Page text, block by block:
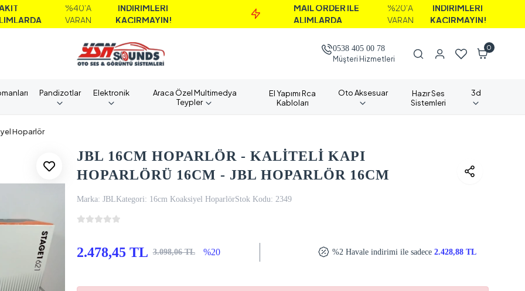
VARAN
İNDİRİMLERİ
KAÇIRMAYIN!
MAİL ORDER İLE
ALIMLARDA
%20'A
İNDİRİMLERİ
KAÇIRMAYIN!
0538 405 00 78
Müşteri Hizmetleri
0
Pandizotlar Elektronik
Araca Özel Multimedya
Teypler
El Yapımı Rca
Kabloları
Oto Aksesuar
Hazır Ses
Sistemleri
3d
Hoparlör
JBL 16CM HOPARLÖR - KALİTELİ KAPI
HOPARLÖRÜ 16CM - JBL HOPARLÖR 16CM
Marka: JBLKategori: 16cm Koaksiyel HoparlörStok Kodu: 2349
2.478,45 TL 3.098,06 TL %20 %2 Havale indirimi ile sadece 2.428,88 TL